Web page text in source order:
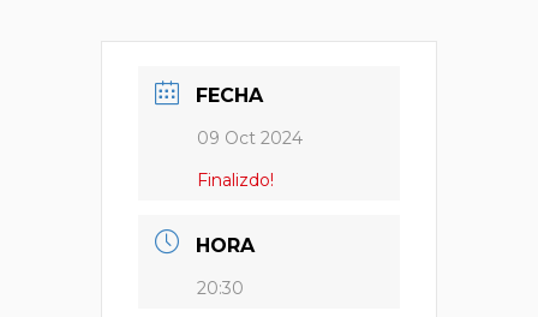
FECHA
09 Oct 2024
Finalizdo!
HORA
20:30